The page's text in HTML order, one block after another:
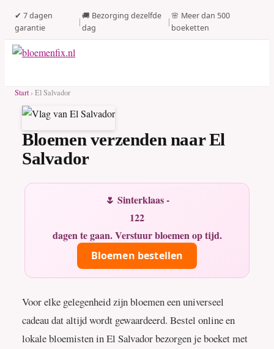
✔ 7 dagen
garantie
|
🚚 Bezorging dezelfde
dag
|
🌸 Meer dan 500
boeketten
Start› El Salvador
Bloemen verzenden naar El
Salvador
🌷 Sinterklaas -
122
dagen te gaan. Verstuur bloemen op tijd.
Bloemen bestellen
Voor elke gelegenheid zijn bloemen een universeel
cadeau dat altijd wordt gewaardeerd. Bestel online en
lokale bloemisten in El Salvador bezorgen je boeket met